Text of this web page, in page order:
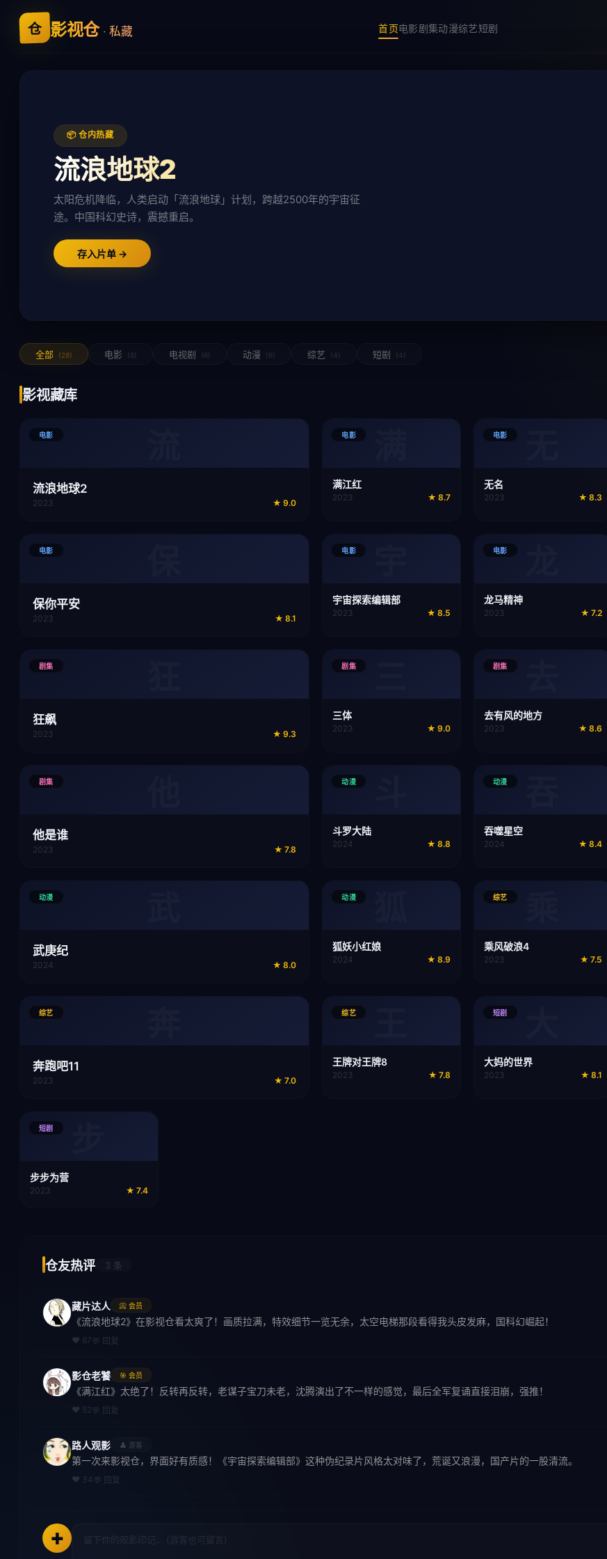
仓 影视仓 · 私藏 首页电影剧集动漫综艺短剧
📦 仓内热藏
流浪地球2
太阳危机降临，人类启动「流浪地球」计划，跨越2500年的宇宙征
途。中国科幻史诗，震撼重启。
存入片单 →
全部 (28) 电影 (8) 电视剧 (6) 动漫 (6) 综艺 (4) 短剧 (4)
影视藏库
电影
流浪地球2
2023 ★ 9.0
电影
满江红
2023 ★ 8.7
电影
无名
2023 ★ 8.3
电影
保你平安
2023 ★ 8.1
电影
宇宙探索编辑部
2023 ★ 8.5
电影
龙马精神
2023 ★ 7.2
剧集
狂飙
2023 ★ 9.3
剧集
三体
2023 ★ 9.0
剧集
去有风的地方
2023 ★ 8.6
剧集
他是谁
2023 ★ 7.8
动漫
斗罗大陆
2024 ★ 8.8
动漫
吞噬星空
2024 ★ 8.4
动漫
武庚纪
2024 ★ 8.0
动漫
狐妖小红娘
2024 ★ 8.9
综艺
乘风破浪4
2023 ★ 7.5
综艺
奔跑吧11
2023 ★ 7.0
综艺
王牌对王牌8
2023 ★ 7.8
短剧
大妈的世界
2023 ★ 8.1
短剧
步步为营
2023 ★ 7.4
仓友热评 3 条
藏片达人 📀 会员
《流浪地球2》在影视仓看太爽了！画质拉满，特效细节一览无余，太空电梯那段看得我头皮发麻，国科幻崛起！
❤ 67 💬 回复
影仓老饕 🎯 会员
《满江红》太绝了！反转再反转，老谋子宝刀未老，沈腾演出了不一样的感觉，最后全军复诵直接泪崩，强推！
❤ 52 💬 回复
路人观影 👤 游客
第一次来影视仓，界面好有质感！《宇宙探索编辑部》这种伪纪录片风格太对味了，荒诞又浪漫，国产片的一股清流。
❤ 34 💬 回复
✚